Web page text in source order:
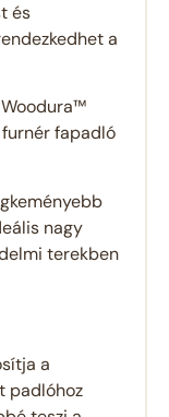
és
a
fapadló
nagy
terekben
a
padlóhoz